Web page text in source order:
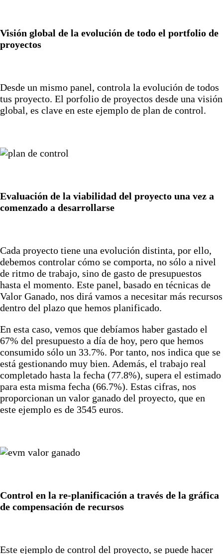
Visión global de la evolución de todo el portfolio de
proyectos
Desde un mismo panel, controla la evolución de todos
tus proyecto. El porfolio de proyectos desde una visión
global, es clave en este ejemplo de plan de control.
Evaluación de la viabilidad del proyecto una vez a
comenzado a desarrollarse
Cada proyecto tiene una evolución distinta, por ello,
debemos controlar cómo se comporta, no sólo a nivel
de ritmo de trabajo, sino de gasto de presupuestos
hasta el momento. Este panel, basado en técnicas de
Valor Ganado, nos dirá vamos a necesitar más recursos
dentro del plazo que hemos planificado.
En esta caso, vemos que debíamos haber gastado el
67% del presupuesto a día de hoy, pero que hemos
consumido sólo un 33.7%. Por tanto, nos indica que se
está gestionando muy bien. Además, el trabajo real
completado hasta la fecha (77.8%), supera el estimado
para esta misma fecha (66.7%). Estas cifras, nos
proporcionan un valor ganado del proyecto, que en
este ejemplo es de 3545 euros.
Control en la re-planificación a través de la gráfica
de compensación de recursos
Este ejemplo de control del proyecto, se puede hacer